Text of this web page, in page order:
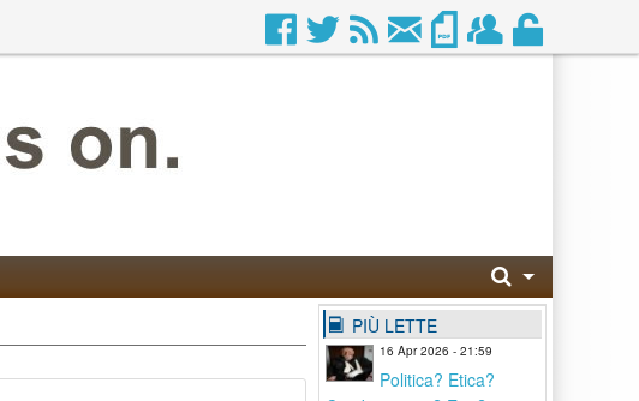
PIÙ LETTE
16 Apr 2026 - 21:59
Politica? Etica?